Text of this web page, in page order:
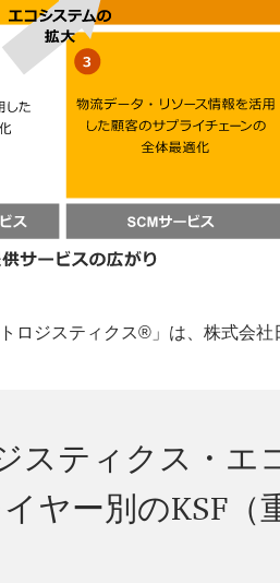
ロジスティクス®」は、株式会社
スティクス・エ
ヤー別のKSF（